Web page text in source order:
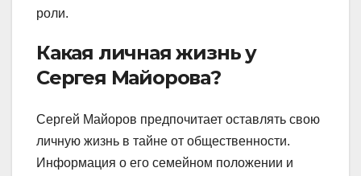
роли.
Какая личная жизнь у
Сергея Майорова?
Сергей Майоров предпочитает оставлять свою
личную жизнь в тайне от общественности.
Информация о его семейном положении и